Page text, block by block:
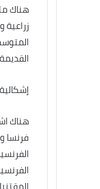
هناك
هناك
فرنسا